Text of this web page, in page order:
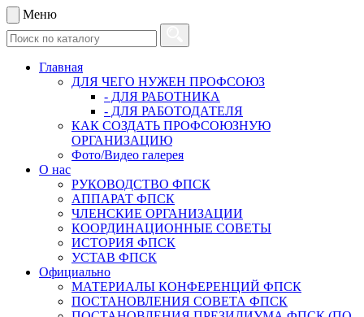
Меню
Главная
ДЛЯ ЧЕГО НУЖЕН ПРОФСОЮЗ
- ДЛЯ РАБОТНИКА
- ДЛЯ РАБОТОДАТЕЛЯ
КАК СОЗДАТЬ ПРОФСОЮЗНУЮ
ОРГАНИЗАЦИЮ
Фото/Видео галерея
О нас
РУКОВОДСТВО ФПСК
АППАРАТ ФПСК
ЧЛЕНСКИЕ ОРГАНИЗАЦИИ
КООРДИНАЦИОННЫЕ СОВЕТЫ
ИСТОРИЯ ФПСК
УСТАВ ФПСК
Официально
МАТЕРИАЛЫ КОНФЕРЕНЦИЙ ФПСК
ПОСТАНОВЛЕНИЯ СОВЕТА ФПСК